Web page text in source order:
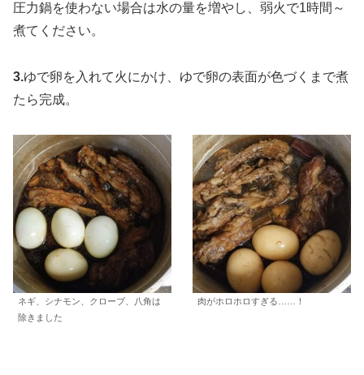
圧力鍋を使わない場合は水の量を増やし、弱火で1時間～
煮てください。
3.ゆで卵を入れて火にかけ、ゆで卵の表面が色づくまで煮
たら完成。
ネギ、シナモン、クローブ、八角は
除きました
肉がホロホロすぎる……！